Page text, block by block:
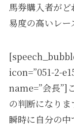
馬券購入者が
易度の高いレー
icon=”051-2-
name=”会長”]
の判断になりま
瞬時に自分の中